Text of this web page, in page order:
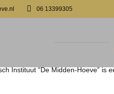
06 13399305
Instituut “De Midden-Hoeve” is